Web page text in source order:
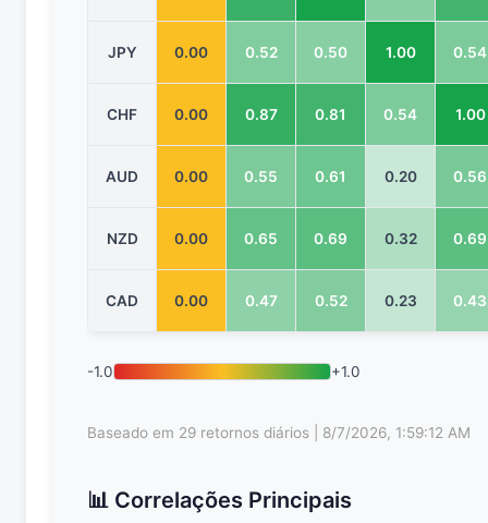
JPY 0.00 0.52 0.50 1.00 0.54
CHF 0.00 0.87 0.81 0.54 1.00
AUD 0.00 0.55 0.61 0.20 0.56
NZD 0.00 0.65 0.69 0.32 0.69
CAD 0.00 0.47 0.52 0.23 0.43
-1.0 +1.0
Baseado em 29 retornos diários | 8/7/2026, 1:59:12 AM
📊 Correlações Principais